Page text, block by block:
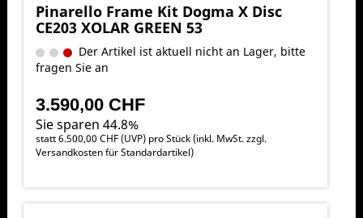
Pinarello Frame Kit Dogma X Disc
CE203 XOLAR GREEN 53
Der Artikel ist aktuell nicht an Lager, bitte
fragen Sie an
3.590,00 CHF
Sie sparen 44.8%
statt6.500,00 CHF(UVP) pro Stück (inkl. MwSt. zzgl.
Versandkosten für Standardartikel)